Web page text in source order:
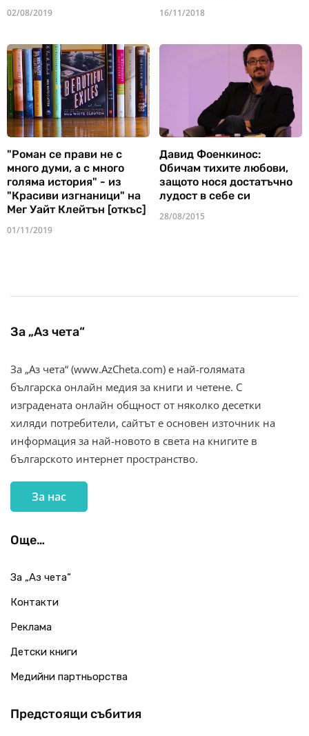
02/08/2019 16/11/2018
"Роман се прави не с
много думи, а с много
голяма история" - из
"Красиви изгнаници" на
Мег Уайт Клейтън [откъс]
01/11/2019
Давид Фоенкинос:
Обичам тихите любови,
защото нося достатъчно
лудост в себе си
28/08/2015
За „Аз чета“
За „Аз чета“ (www.AzCheta.com) е най-голямата
българска онлайн медия за книги и четене. С
изградената онлайн общност от няколко десетки
хиляди потребители, сайтът е основен източник на
информация за най-новото в света на книгите в
българското интернет пространство.
За нас
Още…
За „Аз чета“
Контакти
Реклама
Детски книги
Медийни партньорства
Предстоящи събития